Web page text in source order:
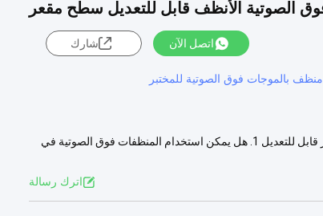
اتصل الآن شارك
منظف بالموجات فوق الصوتية للمختبر
منظف ​​بالموجات فوق الصوتية للمختبر من بلو ويل 22 لتر 20-80 درجة مئوية سطح مقعر قابل للتعديل 1. هل يمكن استخدام المنظفات فوق الصوتية في
اترك رسالة